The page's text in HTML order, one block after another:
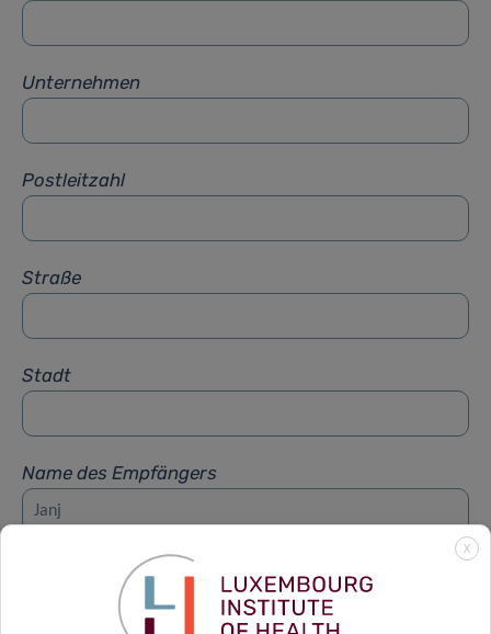
Unternehmen
Postleitzahl
Straße
Stadt
Name des Empfängers
Vorname des Empfängers
X